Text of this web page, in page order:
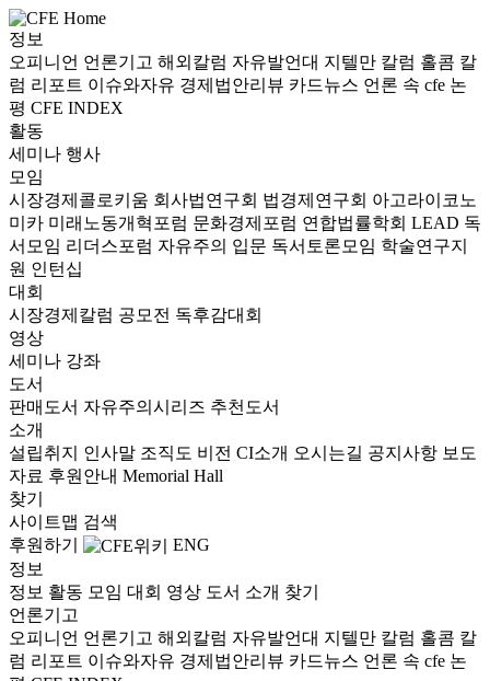
정보
오피니언 언론기고 해외칼럼 자유발언대 지텔만 칼럼 홀콤 칼
럼 리포트 이슈와자유 경제법안리뷰 카드뉴스 언론 속 cfe 논
평 CFE INDEX
활동
세미나 행사
모임
시장경제콜로키움 회사법연구회 법경제연구회 아고라이코노
미카 미래노동개혁포럼 문화경제포럼 연합법률학회 LEAD 독
서모임 리더스포럼 자유주의 입문 독서토론모임 학술연구지
원 인턴십
대회
시장경제칼럼 공모전 독후감대회
영상
세미나 강좌
도서
판매도서 자유주의시리즈 추천도서
소개
설립취지 인사말 조직도 비전 CI소개 오시는길 공지사항 보도
자료 후원안내 Memorial Hall
찾기
사이트맵 검색
후원하기
ENG
정보
정보 활동 모임 대회 영상 도서 소개 찾기
언론기고
오피니언 언론기고 해외칼럼 자유발언대 지텔만 칼럼 홀콤 칼
럼 리포트 이슈와자유 경제법안리뷰 카드뉴스 언론 속 cfe 논